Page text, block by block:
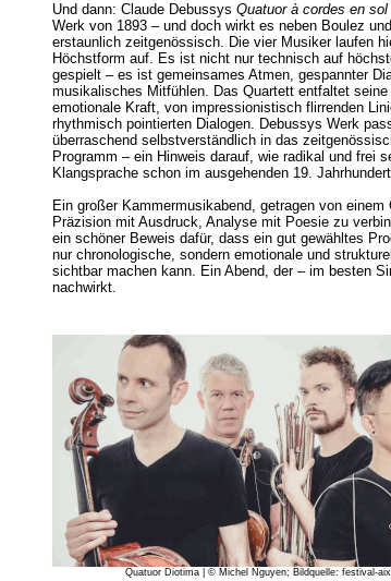
Und dann: Claude Debussys Quatuor à cordes en sol
Werk von 1893 – und doch wirkt es neben Boulez
erstaunlich zeitgenössisch. Die vier Musiker laufen
Höchstform auf. Es ist nicht nur technisch auf
gespielt – es ist gemeinsames Atmen, gespannter
musikalisches Mitfühlen. Das Quartett entfaltet seine
emotionale Kraft, von impressionistisch flirrenden
rhythmisch pointierten Dialogen. Debussys Werk
überraschend selbstverständlich in das
Programm – ein Hinweis darauf, wie radikal und frei
Klangsprache schon im ausgehenden 19.
Ein großer Kammermusikabend, getragen von einem
Präzision mit Ausdruck, Analyse mit Poesie zu
ein schöner Beweis dafür, dass ein gut gewähltes
nur chronologische, sondern emotionale und
sichtbar machen kann. Ein Abend, der – im besten
nachwirkt.
Quatuor Diotima | © Michel Nguyen; Bildquelle: festival-